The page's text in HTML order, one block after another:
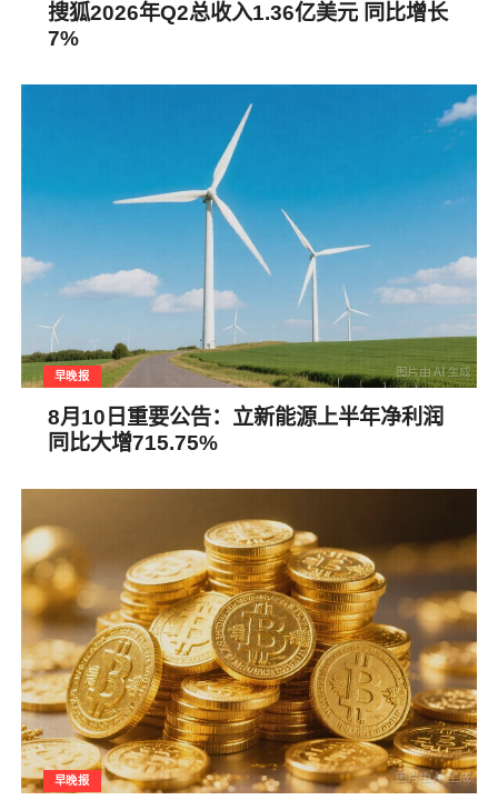
搜狐2026年Q2总收入1.36亿美元 同比增长
7%
早晚报
8月10日重要公告：立新能源上半年净利润
同比大增715.75%
早晚报